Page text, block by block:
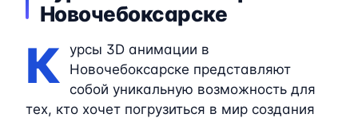
Новочебоксарске
К
урсы 3D анимации в
Новочебоксарске представляют
собой уникальную возможность для
тех, кто хочет погрузиться в мир создания